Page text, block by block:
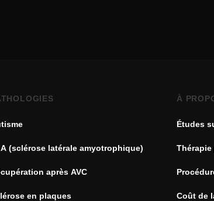
(sclérose latérale amyotrophique)
après AVC
en plaques
À
Études
Coût de